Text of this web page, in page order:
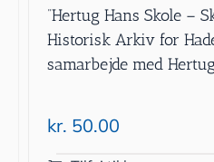
”Hertug Hans Skole –
Historisk Arkiv for
samarbejde med
kr. 50.00